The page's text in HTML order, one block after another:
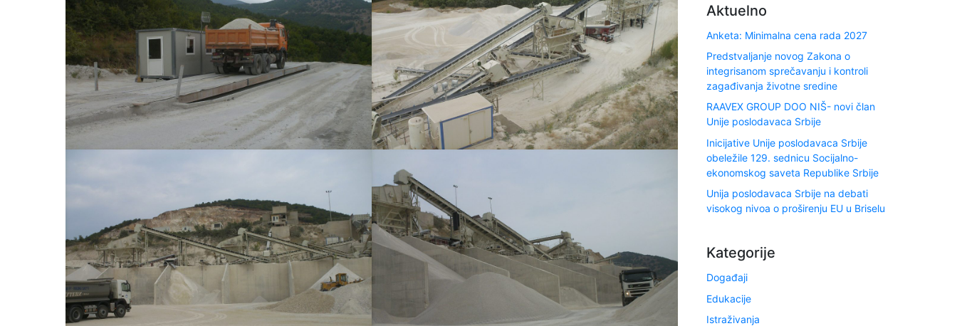
Aktuelno
Anketa: Minimalna cena rada 2027
Predstvaljanje novog Zakona o
integrisanom sprečavanju i kontroli
zagađivanja životne sredine
RAAVEX GROUP DOO NIŠ- novi član
Unije poslodavaca Srbije
Inicijative Unije poslodavaca Srbije
obeležile 129. sednicu Socijalno-
ekonomskog saveta Republike Srbije
Unija poslodavaca Srbije na debati
visokog nivoa o proširenju EU u Briselu
Kategorije
Događaji
Edukacije
Istraživanja